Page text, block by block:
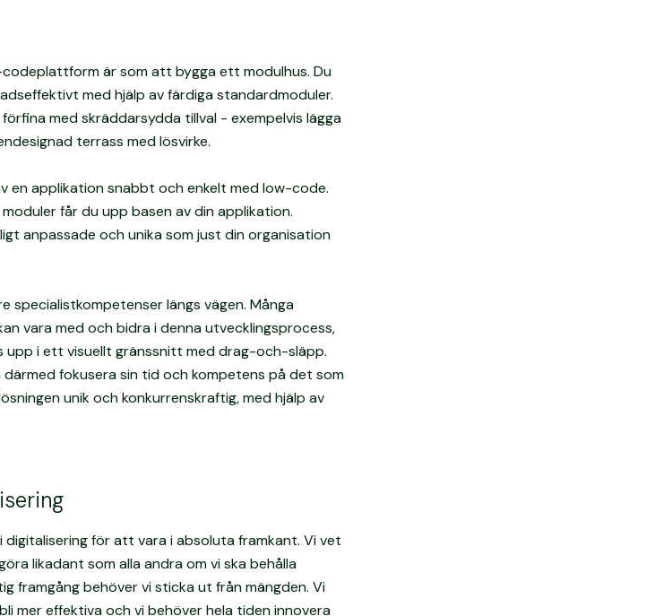
är som att bygga ett modulhus. Du
med hjälp av färdiga standardmoduler.
med skräddarsydda tillval - exempelvis lägga
terrass med lösvirke.
en applikation snabbt och enkelt med low-code.
får du upp basen av din applikation.
anpassade och unika som just din organisation
längs vägen. Många
vara med och bidra i denna utvecklingsprocess,
upp i ett visuellt gränssnitt med drag-och-släpp.
fokusera sin tid och kompetens på det som
unik och konkurrenskraftig, med hjälp av
för att vara i absoluta framkant. Vi vet
likadant som alla andra om vi ska behålla
framgång behöver vi sticka ut från mängden. Vi
mer effektiva och vi behöver hela tiden innovera